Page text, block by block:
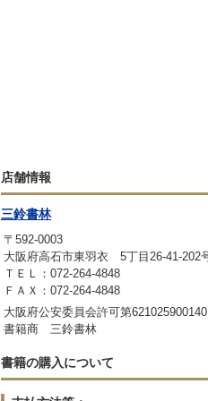
店舗情報
三鈴書林
〒592-0003
大阪府高石市東羽衣 5丁目26-41-202
ＴＥＬ：072-264-4848
ＦＡＸ：072-264-4848
大阪府公安委員会許可第621025900140
書籍商 三鈴書林
書籍の購入について